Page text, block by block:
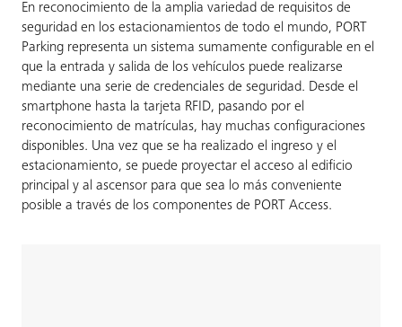
En reconocimiento de la amplia variedad de requisitos de
seguridad en los estacionamientos de todo el mundo, PORT
Parking representa un sistema sumamente configurable en el
que la entrada y salida de los vehículos puede realizarse
mediante una serie de credenciales de seguridad. Desde el
smartphone hasta la tarjeta RFID, pasando por el
reconocimiento de matrículas, hay muchas configuraciones
disponibles. Una vez que se ha realizado el ingreso y el
estacionamiento, se puede proyectar el acceso al edificio
principal y al ascensor para que sea lo más conveniente
posible a través de los componentes de PORT Access.